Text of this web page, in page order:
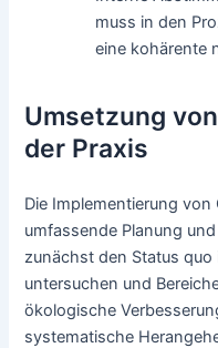
muss in den
eine kohärente
Umsetzung
der Praxis
Die Implementierung
umfassende Planung
zunächst den Status
untersuchen und
ökologische
systematische